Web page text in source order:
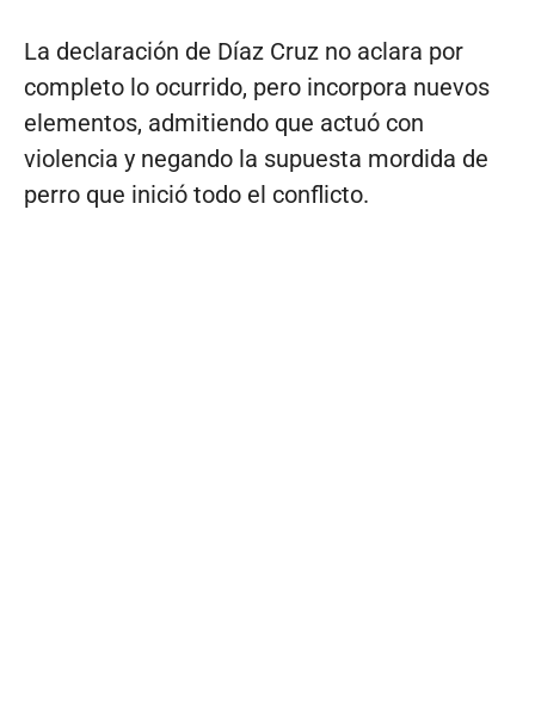
La declaración de Díaz Cruz no aclara por
completo lo ocurrido, pero incorpora nuevos
elementos, admitiendo que actuó con
violencia y negando la supuesta mordida de
perro que inició todo el conflicto.